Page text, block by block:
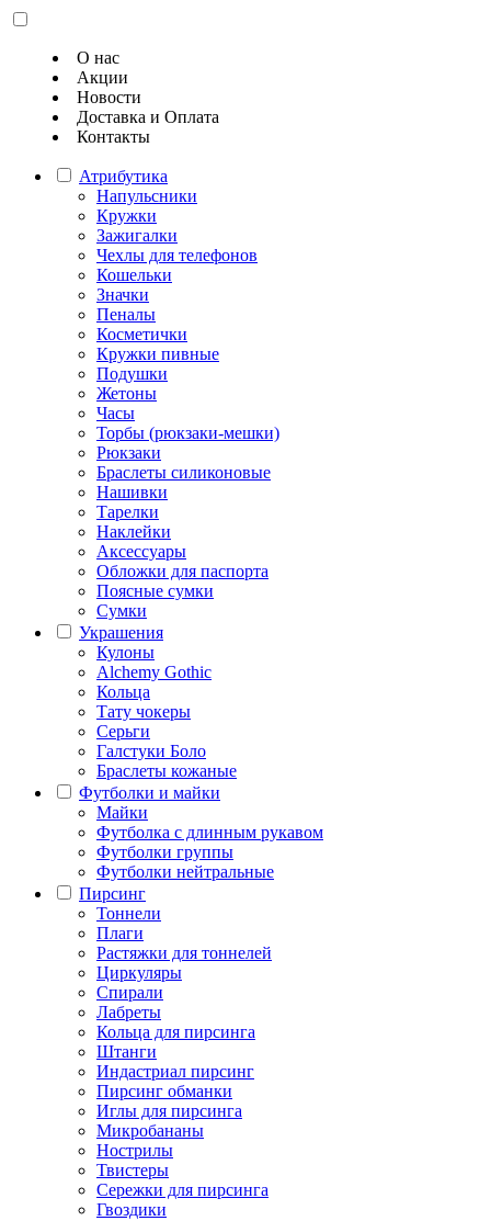
О нас
Акции
Новости
Доставка и Оплата
Контакты
Атрибутика
Напульсники
Кружки
Зажигалки
Чехлы для телефонов
Кошельки
Значки
Пеналы
Косметички
Кружки пивные
Подушки
Жетоны
Часы
Торбы (рюкзаки-мешки)
Рюкзаки
Браслеты силиконовые
Нашивки
Тарелки
Наклейки
Аксессуары
Обложки для паспорта
Поясные сумки
Сумки
Украшения
Кулоны
Alchemy Gothic
Кольца
Тату чокеры
Серьги
Галстуки Боло
Браслеты кожаные
Футболки и майки
Майки
Футболка с длинным рукавом
Футболки группы
Футболки нейтральные
Пирсинг
Тоннели
Плаги
Растяжки для тоннелей
Циркуляры
Спирали
Лабреты
Кольца для пирсинга
Штанги
Индастриал пирсинг
Пирсинг обманки
Иглы для пирсинга
Микробананы
Нострилы
Твистеры
Сережки для пирсинга
Гвоздики